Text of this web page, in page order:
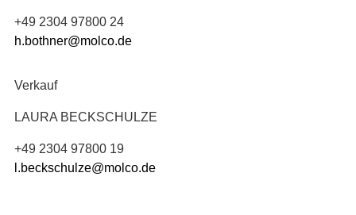
+49 2304 97800 24
h.bothner@molco.de
Verkauf
LAURA BECKSCHULZE
+49 2304 97800 19
l.beckschulze@molco.de